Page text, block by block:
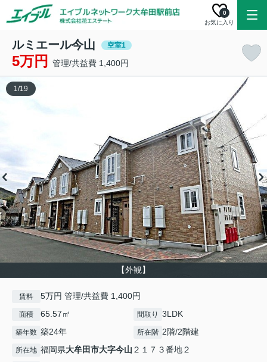
お気に入り
0
ルミエール今山 空室1
5万円 管理/共益費 1,400円
【外観】
1/19
賃料 5万円 管理/共益費 1,400円
面積 65.57㎡ 間取り 3LDK
築年数 築24年 所在階 2階/2階建
所在地 福岡県大牟田市大字今山 ２１７３番地２